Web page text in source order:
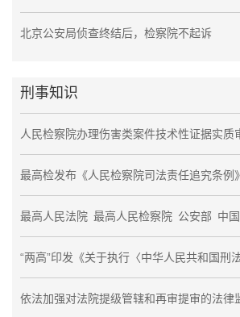
北京公安局侦查终结后，检察院不起诉
刑事知识
人民检察院办理伤害类案件技术性证据实质
最高检发布《人民检察院司法责任追究条例》
依法加强对法院提级管辖和再审提审的法律